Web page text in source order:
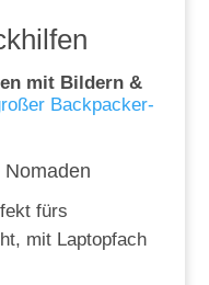
mit Bildern &
Backpacker-
fürs
mit Laptopfach